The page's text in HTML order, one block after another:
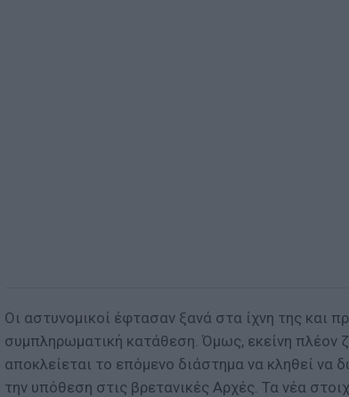
Οι αστυνομικοί έφτασαν ξανά στα ίχνη της και
συμπληρωματική κατάθεση. Όμως, εκείνη πλέον
αποκλείεται το επόμενο διάστημα να κληθεί να
την υπόθεση στις βρετανικές Αρχές. Τα νέα